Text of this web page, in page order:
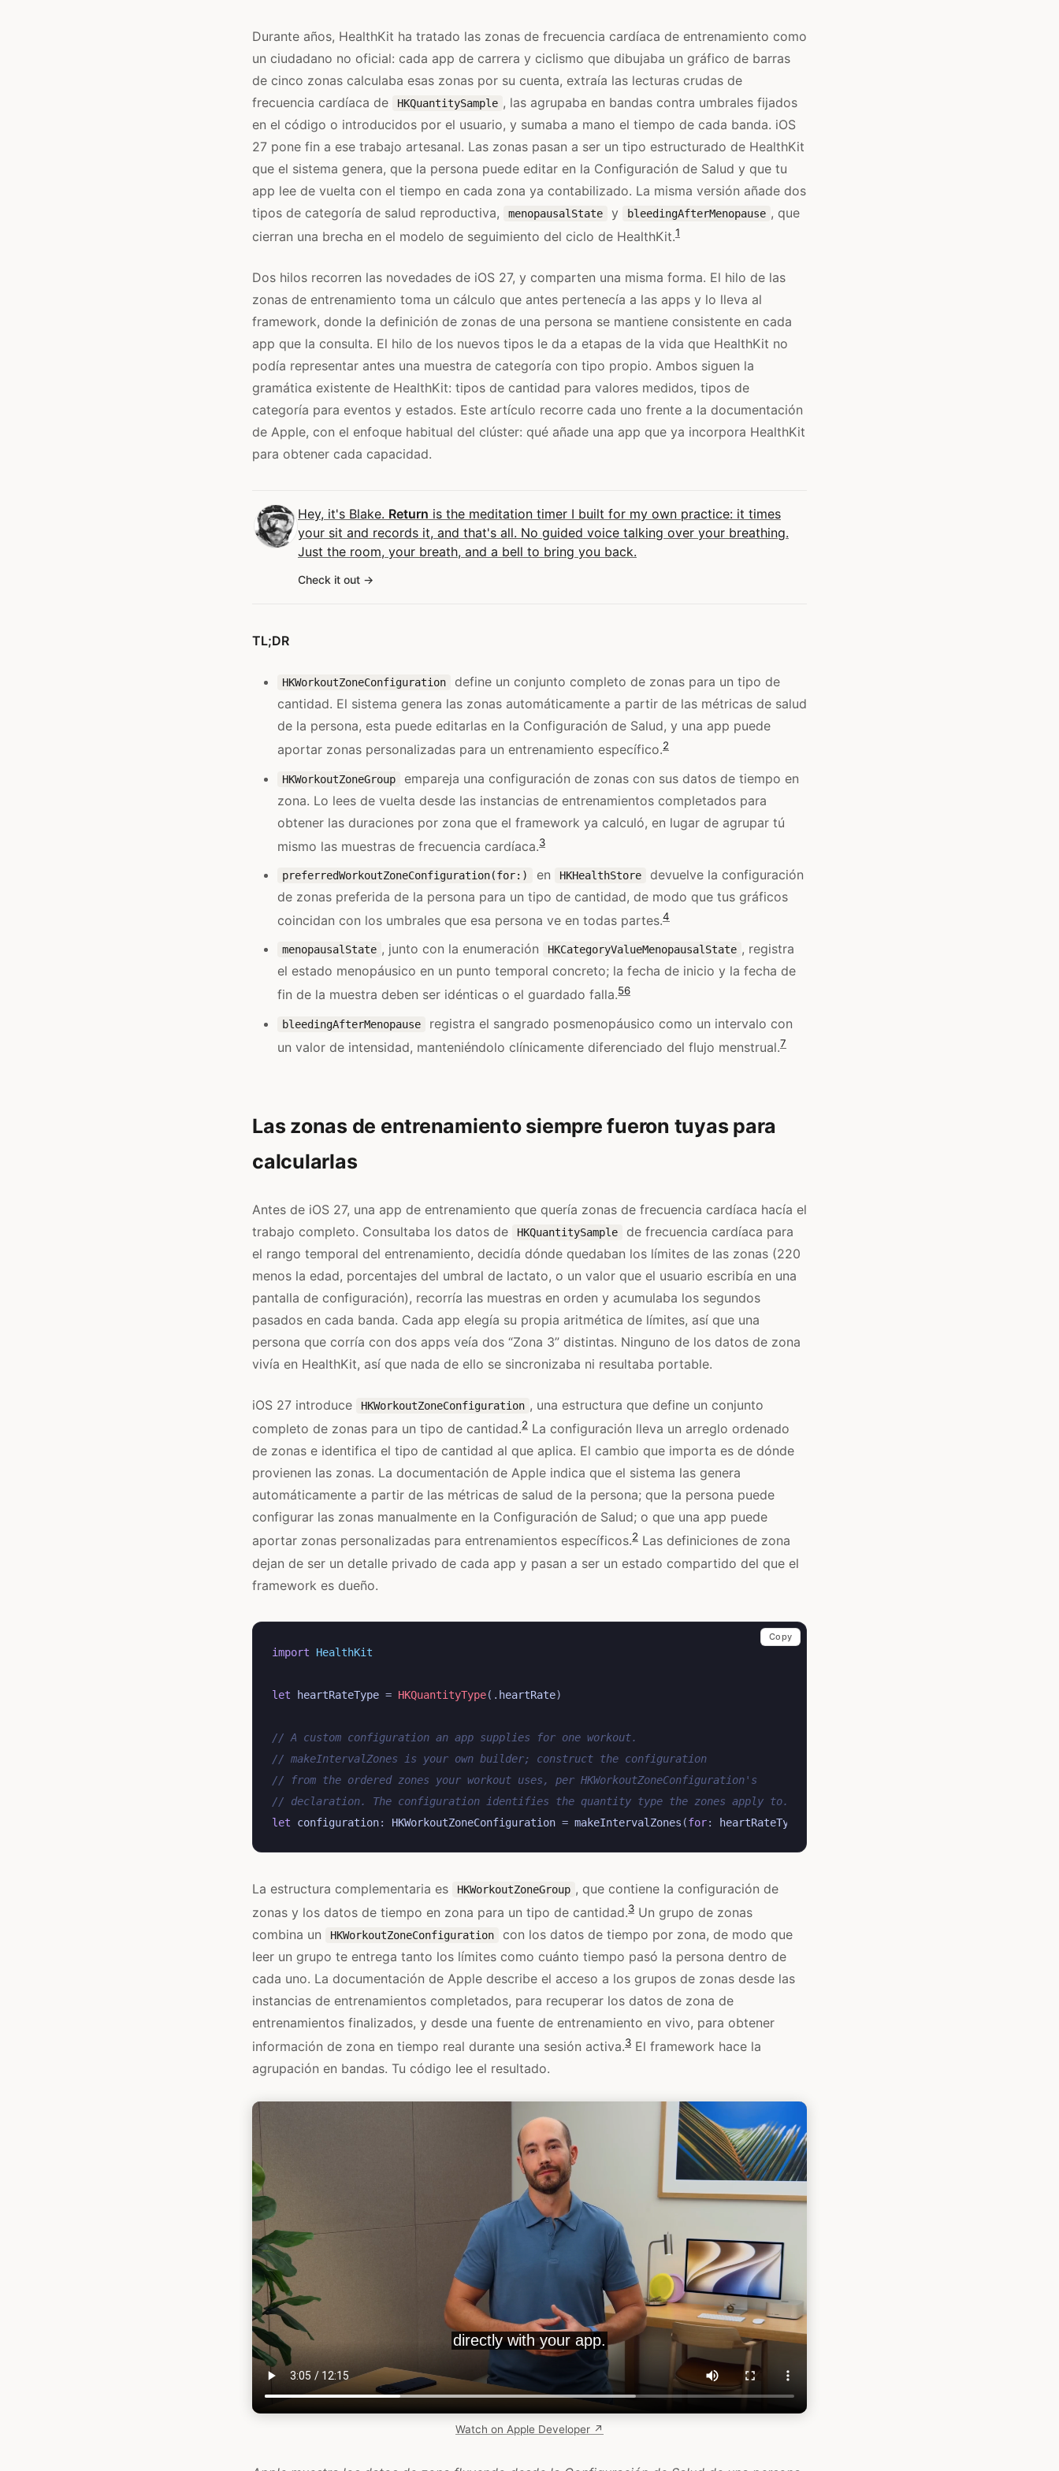
Durante años, HealthKit ha tratado las zonas de frecuencia cardíaca de entrenamiento como
un ciudadano no oficial: cada app de carrera y ciclismo que dibujaba un gráfico de barras
de cinco zonas calculaba esas zonas por su cuenta, extraía las lecturas crudas de
frecuencia cardíaca de
HKQuantitySample , las agrupaba en bandas contra umbrales fijados
en el código o introducidos por el usuario, y sumaba a mano el tiempo de cada banda. iOS
27 pone fin a ese trabajo artesanal. Las zonas pasan a ser un tipo estructurado de HealthKit
que el sistema genera, que la persona puede editar en la Configuración de Salud y que tu
app lee de vuelta con el tiempo en cada zona ya contabilizado. La misma versión añade dos
tipos de categoría de salud reproductiva,
menopausalState y bleedingAfterMenopause , que
cierran una brecha en el modelo de seguimiento del ciclo de HealthKit.1
Dos hilos recorren las novedades de iOS 27, y comparten una misma forma. El hilo de las
zonas de entrenamiento toma un cálculo que antes pertenecía a las apps y lo lleva al
framework, donde la definición de zonas de una persona se mantiene consistente en cada
app que la consulta. El hilo de los nuevos tipos le da a etapas de la vida que HealthKit no
podía representar antes una muestra de categoría con tipo propio. Ambos siguen la
gramática existente de HealthKit: tipos de cantidad para valores medidos, tipos de
categoría para eventos y estados. Este artículo recorre cada uno frente a la documentación
de Apple, con el enfoque habitual del clúster: qué añade una app que ya incorpora HealthKit
para obtener cada capacidad.
Hey, it's Blake. Return is the meditation timer I built for my own practice: it times
your sit and records it, and that's all. No guided voice talking over your breathing.
Just the room, your breath, and a bell to bring you back.
Check it out
TL;DR
HKWorkoutZoneConfiguration
define un conjunto completo de zonas para un tipo de
cantidad. El sistema genera las zonas automáticamente a partir de las métricas de salud
de la persona, esta puede editarlas en la Configuración de Salud, y una app puede
aportar zonas personalizadas para un entrenamiento específico.2
HKWorkoutZoneGroup
empareja una configuración de zonas con sus datos de tiempo en
zona. Lo lees de vuelta desde las instancias de entrenamientos completados para
obtener las duraciones por zona que el framework ya calculó, en lugar de agrupar tú
mismo las muestras de frecuencia cardíaca.3
preferredWorkoutZoneConfiguration(for:) en HKHealthStore
devuelve la configuración
de zonas preferida de la persona para un tipo de cantidad, de modo que tus gráficos
coincidan con los umbrales que esa persona ve en todas partes.4
menopausalState , junto con la enumeración HKCategoryValueMenopausalState , registra
el estado menopáusico en un punto temporal concreto; la fecha de inicio y la fecha de
fin de la muestra deben ser idénticas o el guardado falla.56
bleedingAfterMenopause
registra el sangrado posmenopáusico como un intervalo con
un valor de intensidad, manteniéndolo clínicamente diferenciado del flujo menstrual.7
Las zonas de entrenamiento siempre fueron tuyas para
calcularlas
Antes de iOS 27, una app de entrenamiento que quería zonas de frecuencia cardíaca hacía el
trabajo completo. Consultaba los datos de
HKQuantitySample
de frecuencia cardíaca para
el rango temporal del entrenamiento, decidía dónde quedaban los límites de las zonas (220
menos la edad, porcentajes del umbral de lactato, o un valor que el usuario escribía en una
pantalla de configuración), recorría las muestras en orden y acumulaba los segundos
pasados en cada banda. Cada app elegía su propia aritmética de límites, así que una
persona que corría con dos apps veía dos “Zona 3” distintas. Ninguno de los datos de zona
vivía en HealthKit, así que nada de ello se sincronizaba ni resultaba portable.
iOS 27 introduce HKWorkoutZoneConfiguration , una estructura que define un conjunto
completo de zonas para un tipo de cantidad.2 La configuración lleva un arreglo ordenado
de zonas e identifica el tipo de cantidad al que aplica. El cambio que importa es de dónde
provienen las zonas. La documentación de Apple indica que el sistema las genera
automáticamente a partir de las métricas de salud de la persona; que la persona puede
configurar las zonas manualmente en la Configuración de Salud; o que una app puede
aportar zonas personalizadas para entrenamientos específicos.2 Las definiciones de zona
dejan de ser un detalle privado de cada app y pasan a ser un estado compartido del que el
framework es dueño.
import HealthKit
let heartRateType = HKQuantityType(. heartRate)
// A custom configuration an app supplies for one workout.
// makeIntervalZones is your own builder; construct the configuration
// from the ordered zones your workout uses, per HKWorkoutZoneConfiguration's
// declaration. The configuration identifies the quantity type the zones apply to.
let
configuration: HKWorkoutZoneConfiguration = makeIntervalZones (for: heartRateType
Copy
La estructura complementaria es HKWorkoutZoneGroup , que contiene la configuración de
zonas y los datos de tiempo en zona para un tipo de cantidad.3 Un grupo de zonas
combina un
HKWorkoutZoneConfiguration
con los datos de tiempo por zona, de modo que
leer un grupo te entrega tanto los límites como cuánto tiempo pasó la persona dentro de
cada uno. La documentación de Apple describe el acceso a los grupos de zonas desde las
instancias de entrenamientos completados, para recuperar los datos de zona de
entrenamientos finalizados, y desde una fuente de entrenamiento en vivo, para obtener
información de zona en tiempo real durante una sesión activa.3 El framework hace la
agrupación en bandas. Tu código lee el resultado.
Watch on Apple Developer ↗